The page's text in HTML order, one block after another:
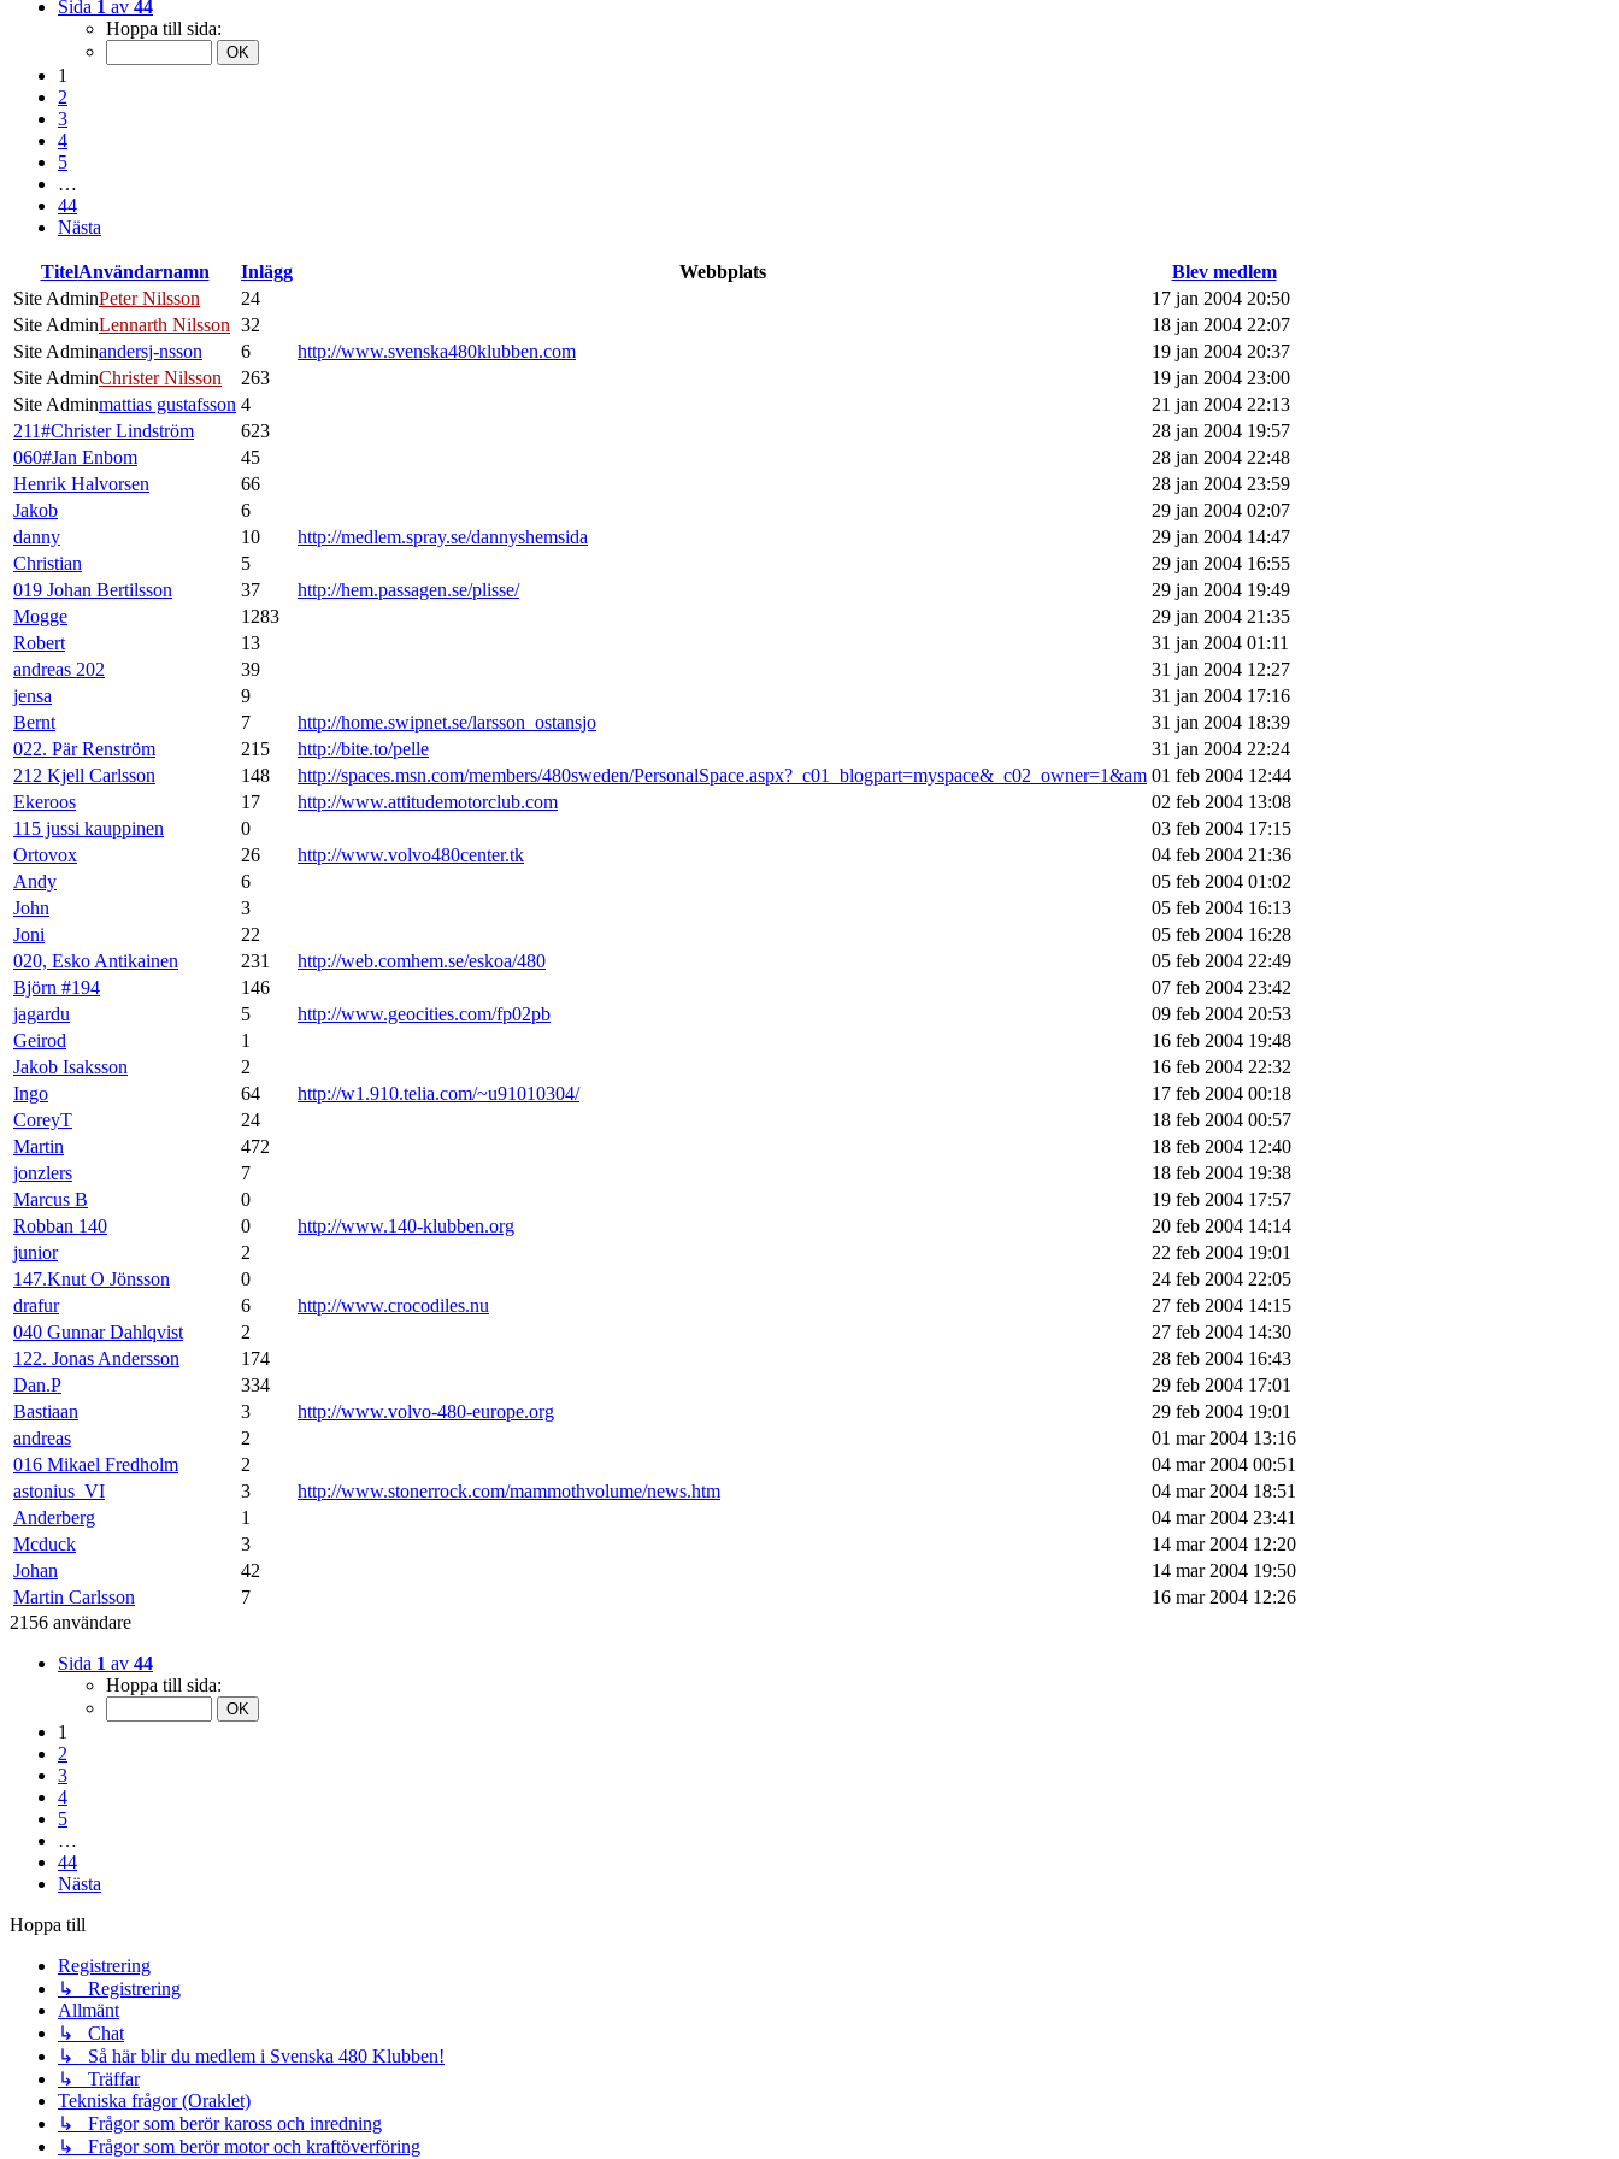
Sida 1 av 44
Hoppa till sida:
1
2
3
4
5
…
44
Nästa
TitelAnvändarnamn Inlägg Webbplats
Blev medlem
Site AdminPeter Nilsson 24
17 jan 2004 20:50
Site AdminLennarth Nilsson 32
18 jan 2004 22:07
Site Adminandersj-nsson 6 http://www.svenska480klubben.com
19 jan 2004 20:37
Site AdminChrister Nilsson 263
19 jan 2004 23:00
Site Adminmattias gustafsson 4
21 jan 2004 22:13
211#Christer Lindström
623
28 jan 2004 19:57
060#Jan Enbom
45
28 jan 2004 22:48
Henrik Halvorsen
66
28 jan 2004 23:59
Jakob
6
29 jan 2004 02:07
danny
10 http://medlem.spray.se/dannyshemsida
29 jan 2004 14:47
Christian
5
29 jan 2004 16:55
019 Johan Bertilsson
37 http://hem.passagen.se/plisse/
29 jan 2004 19:49
Mogge
1283
29 jan 2004 21:35
Robert
13
31 jan 2004 01:11
andreas 202
39
31 jan 2004 12:27
jensa
9
31 jan 2004 17:16
Bernt
7 http://home.swipnet.se/larsson_ostansjo
31 jan 2004 18:39
022. Pär Renström
215 http://bite.to/pelle
31 jan 2004 22:24
212 Kjell Carlsson
148 http://spaces.msn.com/members/480sweden/PersonalSpace.aspx?_c01_blogpart=myspace&_c02_owner=1&am 01 feb 2004 12:44
Ekeroos
17 http://www.attitudemotorclub.com
02 feb 2004 13:08
115 jussi kauppinen
0
03 feb 2004 17:15
Ortovox
26 http://www.volvo480center.tk
04 feb 2004 21:36
Andy
6
05 feb 2004 01:02
John
3
05 feb 2004 16:13
Joni
22
05 feb 2004 16:28
020, Esko Antikainen
231 http://web.comhem.se/eskoa/480
05 feb 2004 22:49
Björn #194
146
07 feb 2004 23:42
jagardu
5 http://www.geocities.com/fp02pb
09 feb 2004 20:53
Geirod
1
16 feb 2004 19:48
Jakob Isaksson
2
16 feb 2004 22:32
Ingo
64 http://w1.910.telia.com/~u91010304/
17 feb 2004 00:18
CoreyT
24
18 feb 2004 00:57
Martin
472
18 feb 2004 12:40
jonzlers
7
18 feb 2004 19:38
Marcus B
0
19 feb 2004 17:57
Robban 140
0 http://www.140-klubben.org
20 feb 2004 14:14
junior
2
22 feb 2004 19:01
147.Knut O Jönsson
0
24 feb 2004 22:05
drafur
6 http://www.crocodiles.nu
27 feb 2004 14:15
040 Gunnar Dahlqvist
2
27 feb 2004 14:30
122. Jonas Andersson
174
28 feb 2004 16:43
Dan.P
334
29 feb 2004 17:01
Bastiaan
3 http://www.volvo-480-europe.org
29 feb 2004 19:01
andreas
2
01 mar 2004 13:16
016 Mikael Fredholm
2
04 mar 2004 00:51
astonius_VI
3 http://www.stonerrock.com/mammothvolume/news.htm
04 mar 2004 18:51
Anderberg
1
04 mar 2004 23:41
Mcduck
3
14 mar 2004 12:20
Johan
42
14 mar 2004 19:50
Martin Carlsson
7
16 mar 2004 12:26
2156 användare
Sida 1 av 44
Hoppa till sida:
1
2
3
4
5
…
44
Nästa
Hoppa till
Registrering
↳ Registrering
Allmänt
↳ Chat
↳ Så här blir du medlem i Svenska 480 Klubben!
↳ Träffar
Tekniska frågor (Oraklet)
↳ Frågor som berör kaross och inredning
↳ Frågor som berör motor och kraftöverföring